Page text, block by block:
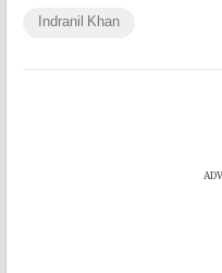
Indranil Khan